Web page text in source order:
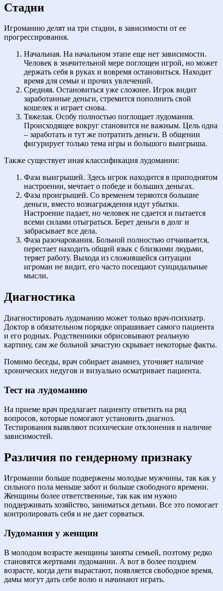
Стадии
Игроманию делят на три стадии, в зависимости от ее
прогрессирования.
Начальная. На начальном этапе еще нет зависимости.
Человек в значительной мере поглощен игрой, но может
держать себя в руках и вовремя остановиться. Находит
время для семьи и прочих увлечений.
Средняя. Остановиться уже сложнее. Игрок видит
заработанные деньги, стремится пополнить свой
кошелек и играет снова.
Тяжелая. Особу полностью поглощает лудомания.
Происходящее вокруг становится не важным. Цель одна
– заработать и тут же потратить деньги. В общении
фигурирует только тема игры и большого выигрыша.
Также существует иная классификация лудомании:
Фаза выигрышей. Здесь игрок находится в приподнятом
настроении, мечтает о победе и больших деньгах.
Фаза проигрышей. Со временем теряются большие
деньги, вместо вознаграждения идут убытки.
Настроение падает, но человек не сдается и пытается
всеми силами отыграться. Берет деньги в долг и
забрасывает все дела.
Фаза разочарования. Больной полностью отчаивается,
перестает находить общий язык с близкими людьми,
теряет работу. Выхода из сложившейся ситуации
игроман не видит, его часто посещают суицидальные
мысли.
Диагностика
Диагностировать лудоманию может только врач-психиатр.
Доктор в обязательном порядке опрашивает самого пациента
и его родных. Родственники обрисовывают реальную
картину, сам же больной зачастую скрывает некоторые факты.
Помимо беседы, врач собирает анамнез, уточняет наличие
хронических недугов и визуально осматривает пациента.
Тест на лудоманию
На приеме врач предлагает пациенту ответить на ряд
вопросов, которые помогают установить диагноз.
Тестирования выявляют психические отклонения и наличие
зависимостей.
Различия по гендерному признаку
Игромании больше подвержены молодые мужчины, так как у
сильного пола меньше забот и больше свободного времени.
Женщины более ответственные, так как им нужно
поддерживать хозяйство, заниматься детьми. Все это помогает
контролировать себя и не дает сорваться.
Лудомания у женщин
В молодом возрасте женщины заняты семьей, поэтому редко
становятся жертвами лудомании. А вот в более позднем
возрасте, когда дети вырастают, появляется свободное время,
дамы могут дать себе волю и начинают играть.